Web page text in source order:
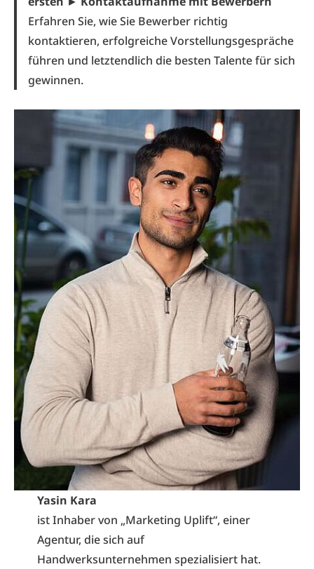
Erfahren Sie, wie Sie ​​​​Bewerber richtig
kontaktieren, erfolgreiche Vorstellungsgespräche
führen und letztendlich die besten Talente für sich
gewinnen.
Yasin Kara
ist Inhaber von „Marketing Uplift“, einer
Agentur, die sich auf
Handwerksunternehmen spezialisiert hat.